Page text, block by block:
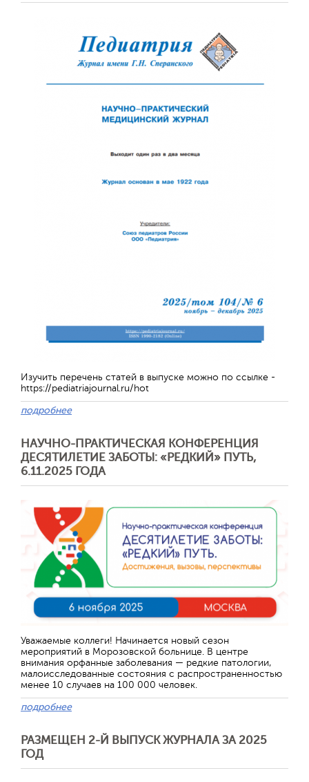
Изучить перечень статей в выпуске можно по ссылке -
https://pediatriajournal.ru/hot
подробнее
НАУЧНО-ПРАКТИЧЕСКАЯ КОНФЕРЕНЦИЯ
ДЕСЯТИЛЕТИЕ ЗАБОТЫ: «РЕДКИЙ» ПУТЬ,
6.11.2025 ГОДА
Уважаемые коллеги! Начинается новый сезон
мероприятий в Морозовской больнице. В центре
внимания орфанные заболевания — редкие патологии,
малоисследованные состояния с распространенностью
менее 10 случаев на 100 000 человек.
подробнее
РАЗМЕЩЕН 2-Й ВЫПУСК ЖУРНАЛА ЗА 2025
ГОД
Обратная